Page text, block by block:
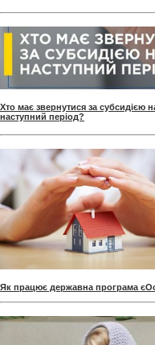
Хто має звернутися за субсидією
наступний період?
Як працює державна програма